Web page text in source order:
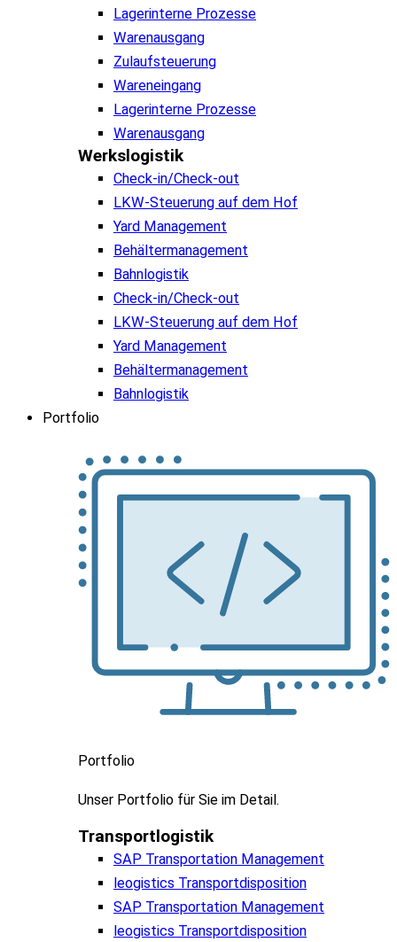
Lagerinterne Prozesse
Warenausgang
Zulaufsteuerung
Wareneingang
Lagerinterne Prozesse
Warenausgang
Werkslogistik
Check-in/Check-out
LKW-Steuerung auf dem Hof
Yard Management
Behältermanagement
Bahnlogistik
Check-in/Check-out
LKW-Steuerung auf dem Hof
Yard Management
Behältermanagement
Bahnlogistik
Portfolio
Portfolio
Unser Portfolio für Sie im Detail.
Transportlogistik
SAP Transportation Management
leogistics Transportdisposition
SAP Transportation Management
leogistics Transportdisposition